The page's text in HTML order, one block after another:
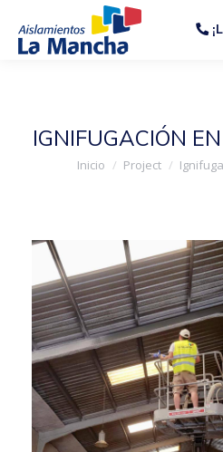
IGNIFUGACIÓN
Estás aquí:
Inicio Project